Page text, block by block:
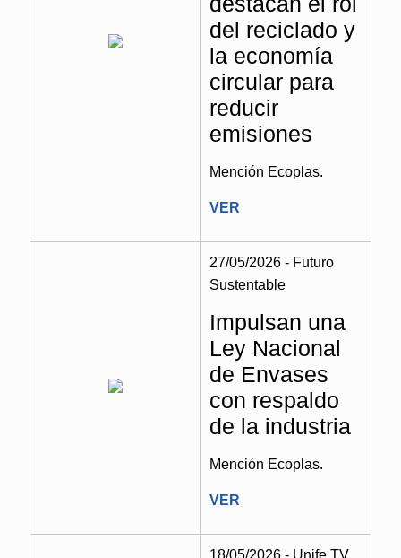
del reciclado y
la economía
circular para
reducir
emisiones
Mención Ecoplas.
VER
27/05/2026 - Futuro
Sustentable
Impulsan una
Ley Nacional
de Envases
con respaldo
de la industria
Mención Ecoplas.
VER
18/05/2026 - Unife TV